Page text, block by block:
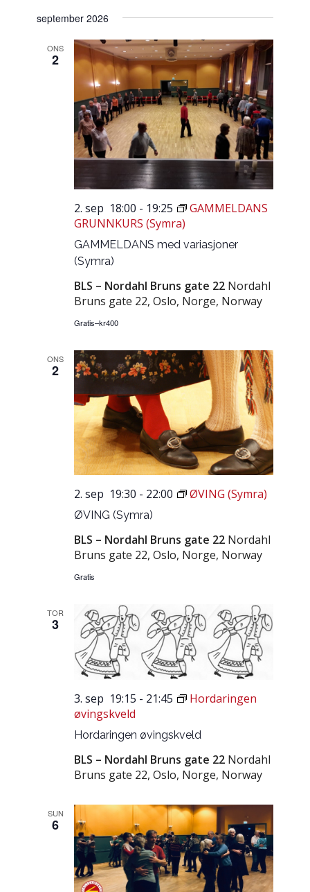
september 2026
ONS
2
GAMMELDANS med variasjoner
(Symra)
2. sep 18:00 - 19:25
GAMMELDANS
GRUNNKURS (Symra)
BLS – Nordahl Bruns gate 22 Nordahl
Bruns gate 22, Oslo, Norge, Norway
Gratis–kr400
ONS
2
ØVING (Symra)
2. sep 19:30 - 22:00 ØVING (Symra)
BLS – Nordahl Bruns gate 22 Nordahl
Bruns gate 22, Oslo, Norge, Norway
Gratis
TOR
3
Hordaringen øvingskveld
3. sep 19:15 - 21:45
Hordaringen
øvingskveld
BLS – Nordahl Bruns gate 22 Nordahl
Bruns gate 22, Oslo, Norge, Norway
SUN
6